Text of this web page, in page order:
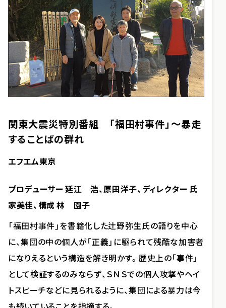
関東大震災特別番組 「福田村事件」～暴走
することばの群れ
エフエム東京
プロデューサー 延江 浩、原田洋子、ディレクター 氏
家美佳、構成 林 園子
「福田村事件」を書籍化した辻野弥生氏の語りを中心
に、集団の中の個人が「正義」に駆られて残酷な加害者
になりえるという構造を解き明かす。歴史上の「事件」
として検証するのみならず、ＳＮＳでの個人攻撃やヘイ
トスピーチなどに見られるように、集団による暴力は今